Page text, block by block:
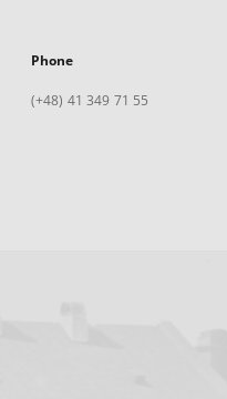
Phone
(+48) 41 349 71 55